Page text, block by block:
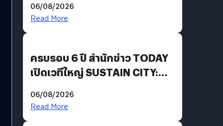
Revenue เร่งเครื่อง New
06/08/2026
Read More
ครบรอบ 6 ปี สำนักข่าว TODAY
เปิดเวทีใหญ่ SUSTAIN CITY:
แนวทางปรับตัวสู่เศรษฐกิจสี
06/08/2026
Read More